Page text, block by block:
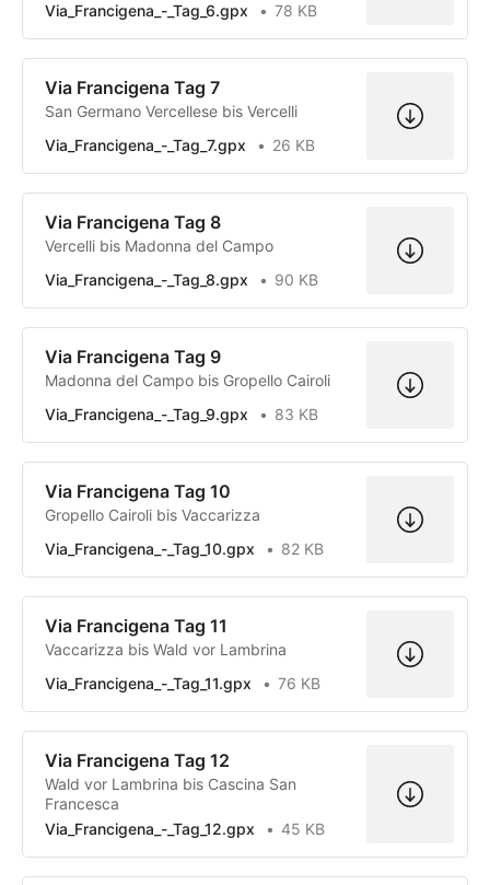
Via_Francigena_-_Tag_6.gpx 78 KB
Via Francigena Tag 7
San Germano Vercellese bis Vercelli
Via_Francigena_-_Tag_7.gpx
26 KB
Via Francigena Tag 8
Vercelli bis Madonna del Campo
Via_Francigena_-_Tag_8.gpx
90 KB
Via Francigena Tag 9
Madonna del Campo bis Gropello Cairoli
Via_Francigena_-_Tag_9.gpx
83 KB
Via Francigena Tag 10
Gropello Cairoli bis Vaccarizza
Via_Francigena_-_Tag_10.gpx
82 KB
Via Francigena Tag 11
Vaccarizza bis Wald vor Lambrina
Via_Francigena_-_Tag_11.gpx
76 KB
Via Francigena Tag 12
Wald vor Lambrina bis Cascina San
Francesca
Via_Francigena_-_Tag_12.gpx
45 KB